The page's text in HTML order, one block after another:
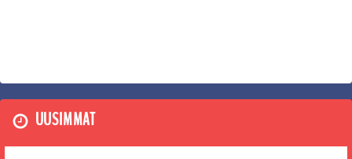
UUSIMMAT